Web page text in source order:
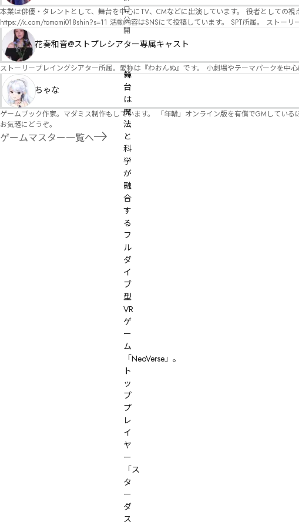
日
公
開
無料
オンライン
舞
台
は
魔
法
と
科
学
が
融
合
す
る
フ
ル
ダ
イ
ブ
型
VR
ゲ
ー
ム
「NeoVerse」。
ト
ッ
プ
プ
レ
イ
ヤ
ー
「ス
タ
ー
ダ
ス
本業は俳優・タレントとして、舞台を中心にTV、CMなどに出演しています。 役者としての視点から、皆様の物語体験を深めるお手伝いができればと思っています。
https://x.com/tomomi018shin?s=11 活動内容はSNSにて投稿しています。 SPT所属。 ストーリープレイングシアター「星詠みの標」にてGMデビュー。 ボードゲーム×体感型演劇 イマ
ーシブカフェ「コアクト」(不定期開催)出演中。
花奏和音@ストプレシアター専属キャスト
ストーリープレイングシアター所属。愛称は『わおんぬ』です。 小劇場やテーマパークを中
ちゃな
ゲームブック作家。マダミス制作もしています。 「年輪」オンライン版を有償でGMしてい
お気軽にどうぞ。
ゲームマスター一覧へ